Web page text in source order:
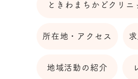
ときわまちかどクリニ
所在地・アクセス
地域活動の紹介